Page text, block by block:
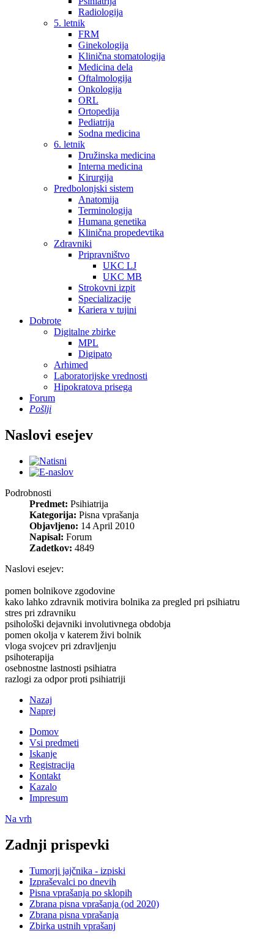
Radiologija
5. letnik
FRM
Ginekologija
Klinična stomatologija
Medicina dela
Oftalmologija
Onkologija
ORL
Ortopedija
Pediatrija
Sodna medicina
6. letnik
Družinska medicina
Interna medicina
Kirurgija
Predbolonjski sistem
Anatomija
Terminologija
Humana genetika
Klinična propedevtika
Zdravniki
Pripravništvo
UKC LJ
UKC MB
Strokovni izpit
Specializacije
Kariera v tujini
Dobrote
Digitalne zbirke
MPL
Digipato
Arhimed
Laboratorijske vrednosti
Hipokratova prisega
Forum
Pošlji
Naslovi esejev
Podrobnosti
Predmet: Psihiatrija
Kategorija: Pisna vprašanja
Objavljeno: 14 April 2010
Napisal: Forum
Zadetkov: 4849
Naslovi esejev:
pomen bolnikove zgodovine
kako lahko zdravnik motivira bolnika za pregled pri psihiatru
stres pri zdravniku
psihološki dejavniki involutivnega obdobja
pomen okolja v katerem živi bolnik
vloga svojcev pri zdravljenju
psihoterapija
osebnostne lastnosti psihiatra
razlogi za odpor proti psihiatriji
Nazaj
Naprej
Domov
Vsi predmeti
Iskanje
Registracija
Kontakt
Kazalo
Impresum
Na vrh
Zadnji prispevki
Tumorji jajčnika - izpiski
Izpraševalci po dnevih
Pisna vprašanja po sklopih
Zbrana pisna vprašanja (od 2020)
Zbrana pisna vprašanja
Zbirka ustnih vprašanj